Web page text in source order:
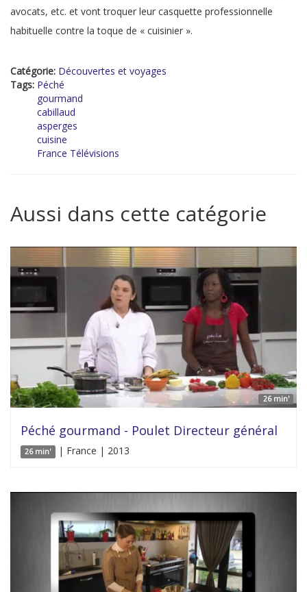
avocats, etc. et vont troquer leur casquette professionnelle
habituelle contre la toque de « cuisinier ».
Catégorie: Découvertes et voyages
Tags: Péché
gourmand
cabillaud
asperges
cuisine
France Télévisions
Aussi dans cette catégorie
26 min'
Péché gourmand - Poulet Directeur général
26 min' | France | 2013